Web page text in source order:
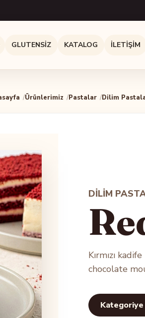
GLUTENSIZ KATALOG İLETIŞIM
Ürünlerimiz Pastalar Dilim
DILIM
Kırmızı
chocolate
Kategoriye